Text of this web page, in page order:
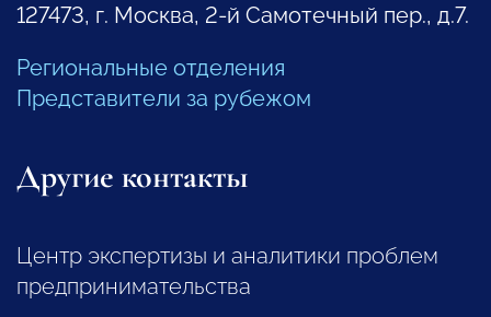
127473, г. Москва, 2-й Самотечный пер., д.7.
Региональные отделения
Представители за рубежом
Другие контакты
Центр экспертизы и аналитики проблем
предпринимательства